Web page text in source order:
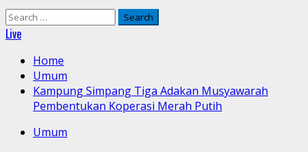
Search
for:
Live
Home
Umum
Kampung Simpang Tiga Adakan Musyawarah
Pembentukan Koperasi Merah Putih
Umum